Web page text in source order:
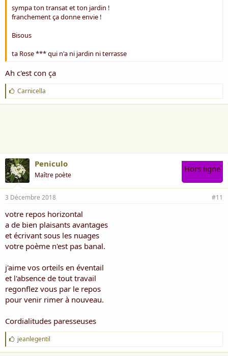
sympa ton transat et ton jardin !
franchement ça donne envie !
Bisous
ta Rose *** qui n'a ni jardin ni terrasse
Ah c'est con ça
J
'
a
Carnicella
Peniculo
Maître poète
Hors ligne
3 Décembre 2018 #11
votre repos horizontal
a de bien plaisants avantages
et écrivant sous les nuages
votre poème n'est pas banal.
j'aime vos orteils en éventail
et l'absence de tout travail
regonflez vous par le repos
pour venir rimer à nouveau.
Cordialitudes paresseuses
J
'
jeanlegentil